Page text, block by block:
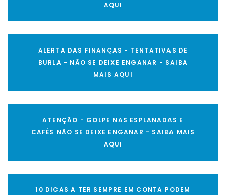
AQUI
ALERTA DAS FINANÇAS - TENTATIVAS DE
BURLA - NÃO SE DEIXE ENGANAR - SAIBA
MAIS AQUI
ATENÇÃO - GOLPE NAS ESPLANADAS E
CAFÉS NÃO SE DEIXE ENGANAR - SAIBA MAIS
AQUI
10 DICAS A TER SEMPRE EM CONTA PODEM